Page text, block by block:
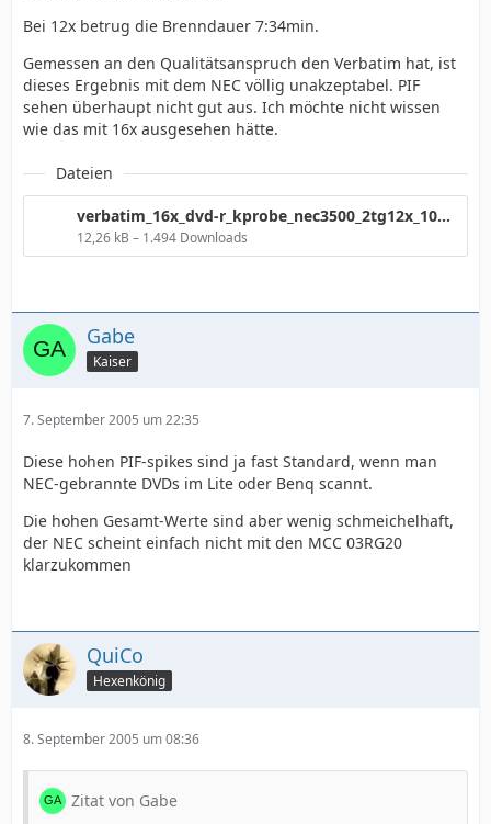
Bei 12x betrug die Brenndauer 7:34min.
Gemessen an den Qualitätsanspruch den Verbatim hat, ist
dieses Ergebnis mit dem NEC völlig unakzeptabel. PIF
sehen überhaupt nicht gut aus. Ich möchte nicht wissen
wie das mit 16x ausgesehen hätte.
Dateien
verbatim_16x_dvd-r_kprobe_nec3500_2tg12x_100.png
12,26 kB – 1.494 Downloads
Gabe
Kaiser
7. September 2005 um 22:35
Diese hohen PIF-spikes sind ja fast Standard, wenn man
NEC-gebrannte DVDs im Lite oder Benq scannt.
Die hohen Gesamt-Werte sind aber wenig schmeichelhaft,
der NEC scheint einfach nicht mit den MCC 03RG20
klarzukommen
QuiCo
Hexenkönig
8. September 2005 um 08:36
Zitat von Gabe